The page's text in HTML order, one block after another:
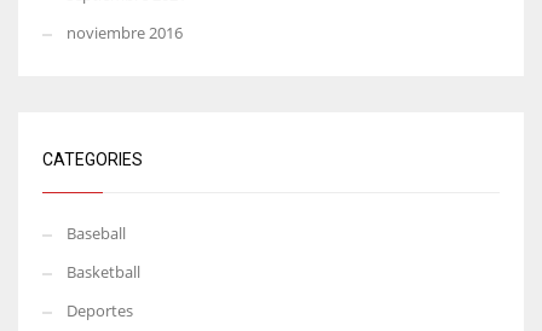
noviembre 2016
CATEGORIES
Baseball
Basketball
Deportes